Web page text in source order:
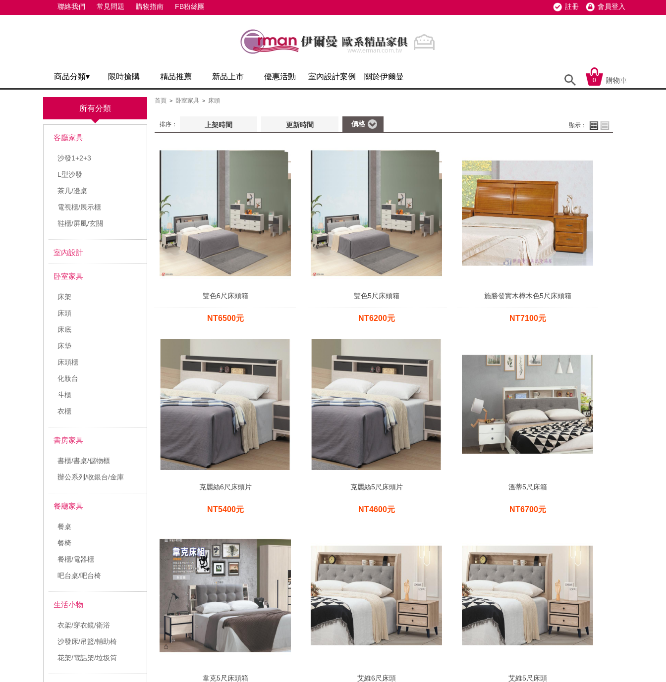
聯絡我們 常見問題 購物指南 FB粉絲團 註冊 會員登入
0 購物車
商品分類▾ 限時搶購 精品推薦 新品上市 優惠活動 室內設計案例 關於伊爾曼
所有分類
客廳家具
沙發1+2+3
L型沙發
茶几/邊桌
電視櫃/展示櫃
鞋櫃/屏風/玄關
室內設計
卧室家具
床架
床頭
床底
床墊
床頭櫃
化妝台
斗櫃
衣櫃
書房家具
書櫃/書桌/儲物櫃
辦公系列/收銀台/金庫
餐廳家具
餐桌
餐椅
餐櫃/電器櫃
吧台桌/吧台椅
生活小物
衣架/穿衣鏡/衛浴
沙發床/吊籃/輔助椅
花架/電話架/垃圾筒
首頁 > 卧室家具 > 床頭
排序： 上架時間 更新時間 價格 顯示：
雙色6尺床頭箱
NT6500元
雙色5尺床頭箱
NT6200元
施勝發實木樟木色5尺床頭箱
NT7100元
克麗絲6尺床頭片
NT5400元
克麗絲5尺床頭片
NT4600元
溫蒂5尺床箱
NT6700元
韋克5尺床頭箱 艾維6尺床頭 艾維5尺床頭